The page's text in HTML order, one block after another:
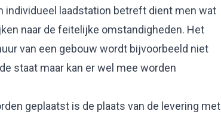
individueel laadstation betreft dient men wat
naar de feitelijke omstandigheden. Het
van een gebouw wordt bijvoorbeeld niet
staat maar kan er wel mee worden
geplaatst is de plaats van de levering met